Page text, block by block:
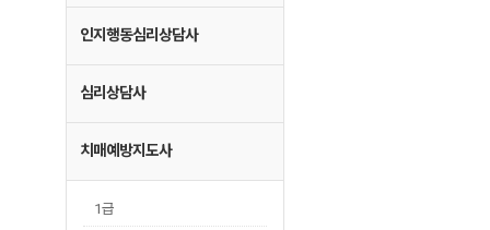
인지행동심리상담사
심리상담사
치매예방지도사
1급